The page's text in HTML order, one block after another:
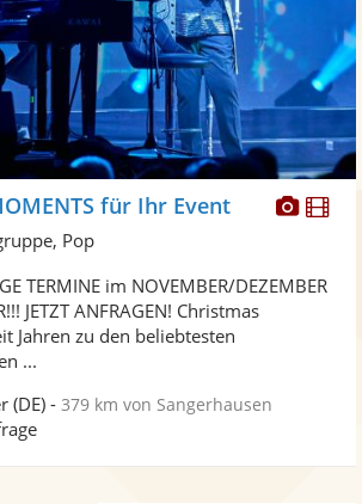
Fotos
für Ihr Event
Pop
TERMINE im NOVEMBER/DEZEMBER
JETZT ANFRAGEN! Christmas
Jahren zu den beliebtesten
...
(DE) -379 km von Sangerhausen